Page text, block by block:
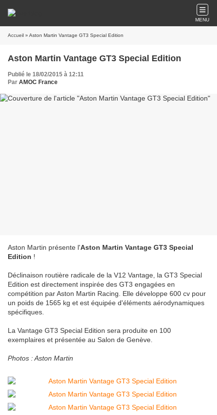
MENU
Accueil » Aston Martin Vantage GT3 Special Edition
Aston Martin Vantage GT3 Special Edition
Publié le 18/02/2015 à 12:11
Par AMOC France
Aston Martin présente l'Aston Martin Vantage GT3 Special
Edition !
Déclinaison routière radicale de la V12 Vantage, la GT3 Special
Edition est directement inspirée des GT3 engagées en
compétition par Aston Martin Racing. Elle développe 600 cv pour
un poids de 1565 kg et est équipée d'éléments aérodynamiques
spécifiques.
La Vantage GT3 Special Edition sera produite en 100
exemplaires et présentée au Salon de Genève.
Photos : Aston Martin